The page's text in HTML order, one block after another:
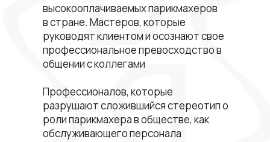
высокооплачиваемых парикмахеров
в стране. Мастеров, которые
руководят клиентом и осознают свое
профессиональное превосходство в
общении с коллегами
Профессионалов, которые
разрушают сложившийся стереотип о
роли парикмахера в обществе, как
обслуживающего персонала